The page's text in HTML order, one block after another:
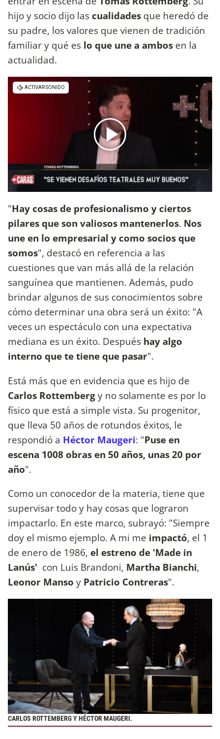
hijo y socio dijo las cualidades que heredó de
su padre, los valores que vienen de tradición
familiar y qué es lo que une a ambos en la
actualidad.
"Hay cosas de profesionalismo y ciertos
pilares que son valiosos mantenerlos. Nos
une en lo empresarial y como socios que
somos", destacó en referencia a las
cuestiones que van más allá de la relación
sanguínea que mantienen. Además, pudo
brindar algunos de sus conocimientos sobre
cómo determinar una obra será un éxito: "A
veces un espectáculo con una expectativa
mediana es un éxito. Después hay algo
interno que te tiene que pasar".
Está más que en evidencia que es hijo de
Carlos Rottembergy no solamente es por lo
físico que está a simple vista. Su progenitor,
que lleva 50 años de rotundos éxitos, le
respondió a Héctor Maugeri: "Puse en
escena 1008 obras en 50 años, unas 20 por
año".
Como un conocedor de la materia, tiene que
supervisar todo y hay cosas que lograron
impactarlo. En este marco, subrayó: "Siempre
doy el mismo ejemplo. A mi me impactó, el 1
de enero de 1986, el estreno de 'Made in
Lanús' con Luis Brandoni, Martha Bianchi,
Leonor Manso y Patricio Contreras".
CARLOS ROTTEMBERG Y HÉCTOR MAUGERI.